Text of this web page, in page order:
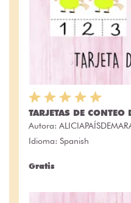
TARJETAS DE
Autora:
Idioma: Spanish
Gratis